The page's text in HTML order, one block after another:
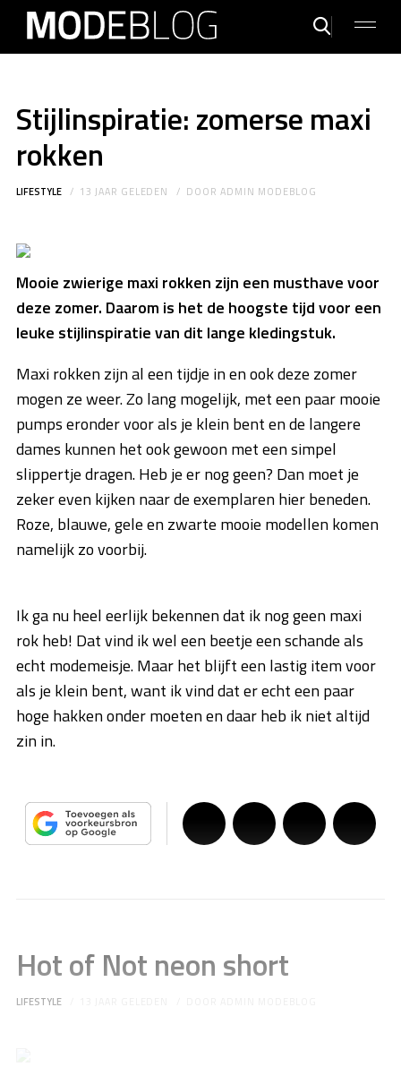
Stijlinspiratie: zomerse maxi
rokken
LIFESTYLE 13 JAAR GELEDEN DOORADMIN MODEBLOG
Mooie zwierige maxi rokken zijn een musthave voor
deze zomer. Daarom is het de hoogste tijd voor een
leuke stijlinspiratie van dit lange kledingstuk.
Maxi rokken zijn al een tijdje in en ook deze zomer
mogen ze weer. Zo lang mogelijk, met een paar mooie
pumps eronder voor als je klein bent en de langere
dames kunnen het ook gewoon met een simpel
slippertje dragen. Heb je er nog geen? Dan moet je
zeker even kijken naar de exemplaren hier beneden.
Roze, blauwe, gele en zwarte mooie modellen komen
namelijk zo voorbij.
Ik ga nu heel eerlijk bekennen dat ik nog geen maxi
rok heb! Dat vind ik wel een beetje een schande als
echt modemeisje. Maar het blijft een lastig item voor
als je klein bent, want ik vind dat er echt een paar
hoge hakken onder moeten en daar heb ik niet altijd
zin in.
Hot of Not neon short
LIFESTYLE